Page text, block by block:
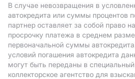
В случае невозвращения в
автокредита или суммы процентов
партнер оставляет за собой право
просрочку платежа в среднем
первоначальной суммы
условий погашения автокредита
могут быть переданы в
коллекторское агентство для